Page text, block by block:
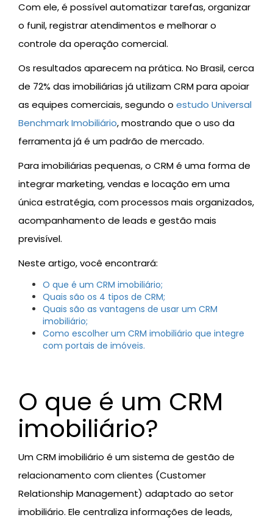
Com ele, é possível automatizar tarefas, organizar
o funil, registrar atendimentos e melhorar o
controle da operação comercial.
Os resultados aparecem na prática. No Brasil, cerca
de 72% das imobiliárias já utilizam CRM para apoiar
as equipes comerciais, segundo o estudo Universal
Benchmark Imobiliário, mostrando que o uso da
ferramenta já é um padrão de mercado.
Para imobiliárias pequenas, o CRM é uma forma de
integrar marketing, vendas e locação em uma
única estratégia, com processos mais organizados,
acompanhamento de leads e gestão mais
previsível.
Neste artigo, você encontrará:
O que é um CRM imobiliário;
Quais são os 4 tipos de CRM;
Quais são as vantagens de usar um CRM
imobiliário;
Como escolher um CRM imobiliário que integre
com portais de imóveis.
O que é um CRM
imobiliário?
Um CRM imobiliário é um sistema de gestão de
relacionamento com clientes (Customer
Relationship Management) adaptado ao setor
imobiliário. Ele centraliza informações de leads,